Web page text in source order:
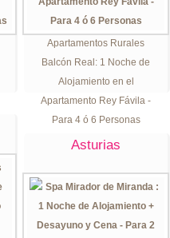
Apartamentos Rurales
Balcón Real: 1 Noche de
Alojamiento en el
Apartamento Rey Fávila -
Para 4 ó 6 Personas
Asturias